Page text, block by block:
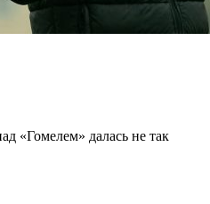
«Гомелем» далась не так